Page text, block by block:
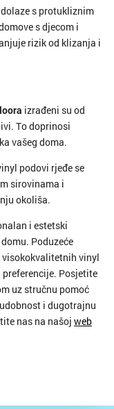
s protukliznim
s djecom i
rizik od klizanja i
izrađeni su od
To doprinosi
vašeg doma.
podovi rjeđe se
sirovinama i
okoliša.
i estetski
Poduzeće
vinyl
Posjetite
uz stručnu pomoć
i dugotrajnu
nas na našoj web